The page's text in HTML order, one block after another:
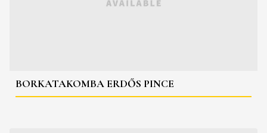
BORKATAKOMBA ERDŐS PINCE